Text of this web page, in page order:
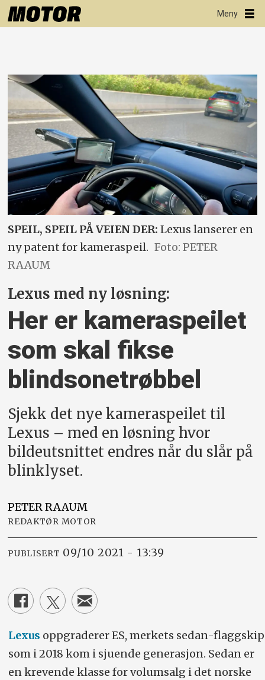
SPEIL, SPEIL PÅ VEIEN DER: Lexus lanserer en
ny patent for kameraspeil. Foto: PETER
RAAUM
Lexus med ny løsning:
Her er kameraspeilet
som skal fikse
blindsonetrøbbel
Sjekk det nye kameraspeilet til
Lexus – med en løsning hvor
bildeutsnittet endres når du slår på
blinklyset.
PETERRAAUM
REDAKTØR MOTOR
PUBLISERT 09/10 2021 - 13:39
Lexus oppgraderer ES, merkets sedan-flaggskip
som i 2018 kom i sjuende generasjon. Sedan er
en krevende klasse for volumsalg i det norske